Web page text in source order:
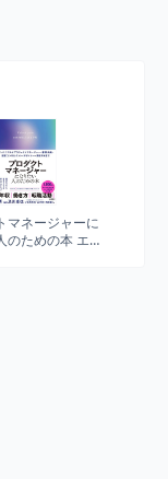
マネージャーに
のための本 エン